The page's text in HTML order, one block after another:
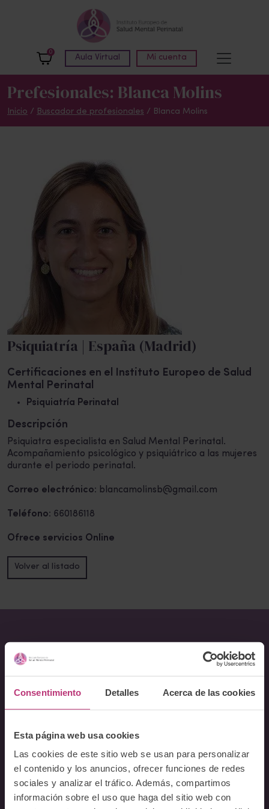
Consentimiento Detalles Acerca de las cookies
Esta página web usa cookies
Las cookies de este sitio web se usan para personalizar
el contenido y los anuncios, ofrecer funciones de redes
sociales y analizar el tráfico. Además, compartimos
información sobre el uso que haga del sitio web con
0
Aula Virtual Mi cuenta
Prefesionales: Blanca Molins
Inicio / Buscador de profesionales / Blanca Molins
Psiquiatría | España (Madrid)
Certificaciones en el Instituto Europeo de Salud
Mental Perinatal
Psiquiatría Perinatal
Descripción
Psiquiatra especialista en Salud Mental Perinatal.
Acompañamiento psicológico y psiquiátrico a las mujeres
durante el periodo perinatal.
Correo electrónico: blancamolinsb@gmail.com
Teléfono: 660186118
Ofrece servicios Online
Volver al listado
Acerca del Instituto
Equipo
Docentes
Preguntas frecuentes
Cursos
Conferencia Neurociencia de la Lactancia y aplicaciones
clínicas